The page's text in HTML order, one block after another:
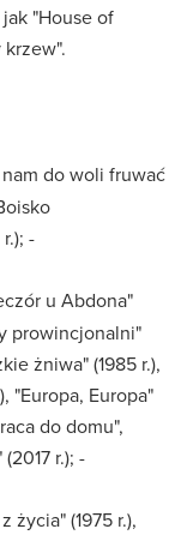
"House of
nam do woli fruwać
-
u Abdona"
prowincjonalni"
żniwa" (1985 r.),
"Europa, Europa"
do domu",
r.); -
życia" (1975 r.),